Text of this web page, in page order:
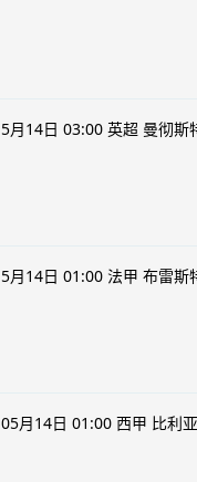
5月14日 03:00 英超 曼彻斯
5月14日 01:00 法甲 布雷斯
05月14日 01:00 西甲 比利